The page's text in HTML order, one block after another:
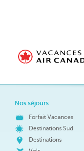
Nos séjours
Forfait Vacances
Destinations Sud
Destinations